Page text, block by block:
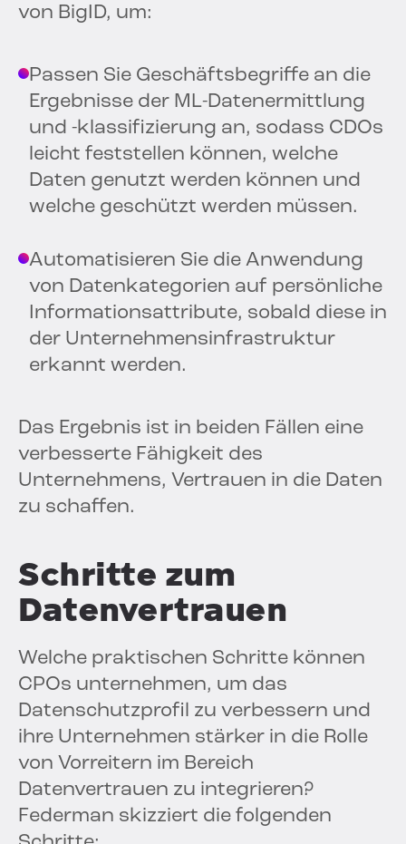
von BigID, um:
Passen Sie Geschäftsbegriffe an die
Ergebnisse der ML-Datenermittlung
und -klassifizierung an, sodass CDOs
leicht feststellen können, welche
Daten genutzt werden können und
welche geschützt werden müssen.
Automatisieren Sie die Anwendung
von Datenkategorien auf persönliche
Informationsattribute, sobald diese in
der Unternehmensinfrastruktur
erkannt werden.
Das Ergebnis ist in beiden Fällen eine
verbesserte Fähigkeit des
Unternehmens, Vertrauen in die Daten
zu schaffen.
Schritte zum
Datenvertrauen
Welche praktischen Schritte können
CPOs unternehmen, um das
Datenschutzprofil zu verbessern und
ihre Unternehmen stärker in die Rolle
von Vorreitern im Bereich
Datenvertrauen zu integrieren?
Federman skizziert die folgenden